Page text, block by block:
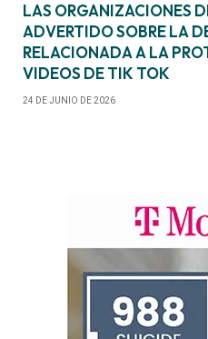
LAS ORGANIZACIONES
ADVERTIDO SOBRE LA
RELACIONADA A LA
VIDEOS DE TIK TOK
24 DE JUNIO DE 2026